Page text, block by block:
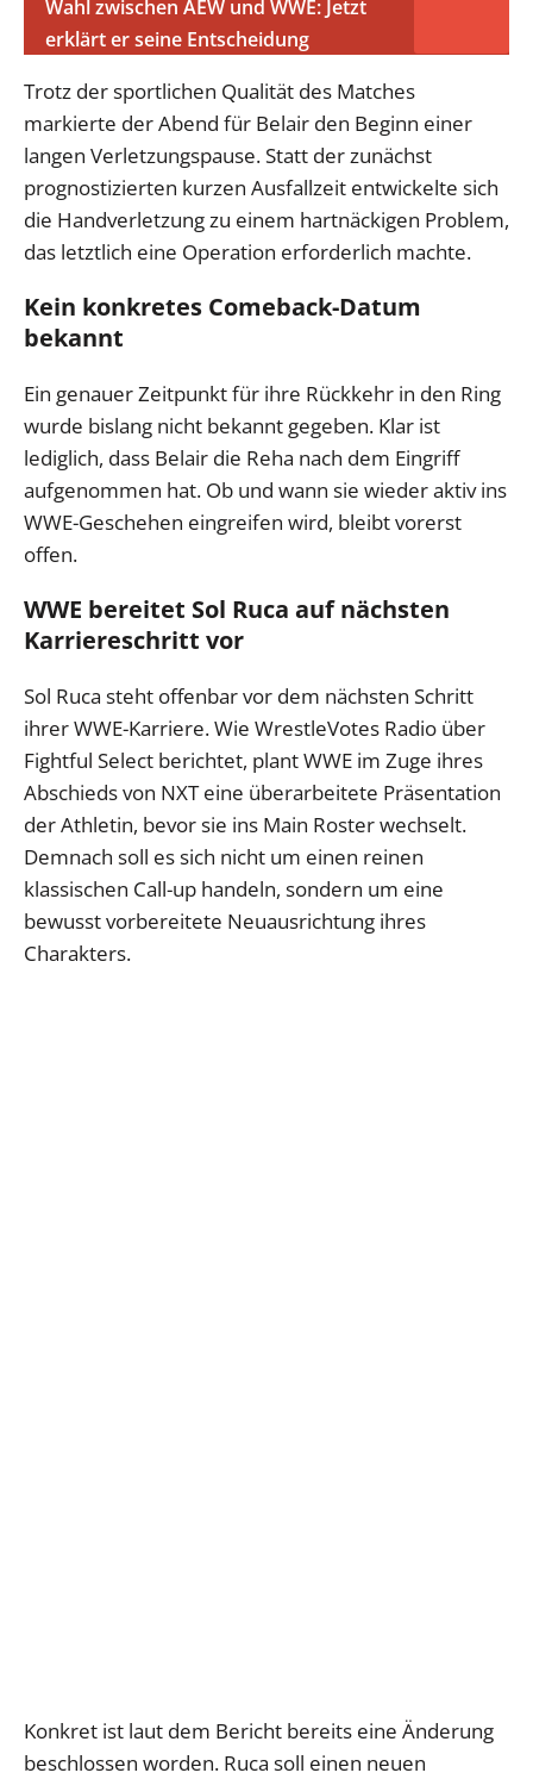
Wahl zwischen AEW und WWE: Jetzt
erklärt er seine Entscheidung
Trotz der sportlichen Qualität des Matches
markierte der Abend für Belair den Beginn einer
langen Verletzungspause. Statt der zunächst
prognostizierten kurzen Ausfallzeit entwickelte sich
die Handverletzung zu einem hartnäckigen Problem,
das letztlich eine Operation erforderlich machte.
Kein konkretes Comeback-Datum
bekannt
Ein genauer Zeitpunkt für ihre Rückkehr in den Ring
wurde bislang nicht bekannt gegeben. Klar ist
lediglich, dass Belair die Reha nach dem Eingriff
aufgenommen hat. Ob und wann sie wieder aktiv ins
WWE-Geschehen eingreifen wird, bleibt vorerst
offen.
WWE bereitet Sol Ruca auf nächsten
Karriereschritt vor
Sol Ruca steht offenbar vor dem nächsten Schritt
ihrer WWE-Karriere. Wie WrestleVotes Radio über
Fightful Select berichtet, plant WWE im Zuge ihres
Abschieds von NXT eine überarbeitete Präsentation
der Athletin, bevor sie ins Main Roster wechselt.
Demnach soll es sich nicht um einen reinen
klassischen Call-up handeln, sondern um eine
bewusst vorbereitete Neuausrichtung ihres
Charakters.
Konkret ist laut dem Bericht bereits eine Änderung
beschlossen worden. Ruca soll einen neuen